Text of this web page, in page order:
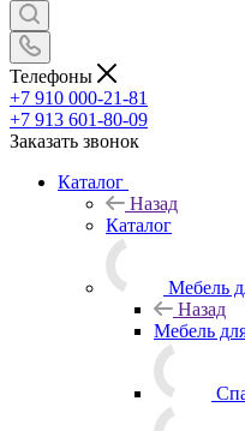
Телефоны
+7 910 000-21-81
+7 913 601-80-09
Заказать звонок
Каталог
Назад
Каталог
Мебель
Назад
Мебель